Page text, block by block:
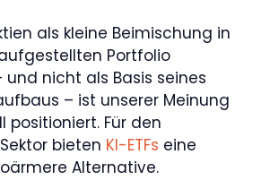
als kleine Beimischung in
Portfolio
nicht als Basis seines
– ist unserer Meinung
positioniert. Für den
bieten KI-ETFs eine
Alternative.